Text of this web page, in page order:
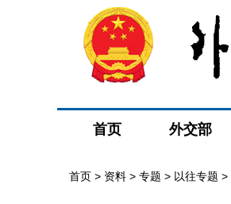
首页 外交部
首页 > 资料 > 专题 > 以往专题 >